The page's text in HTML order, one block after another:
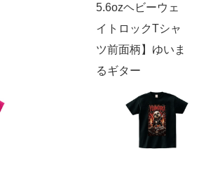
5.6ozヘビーウェ
イトロックTシャ
ツ前面柄】ゆいま
るギター